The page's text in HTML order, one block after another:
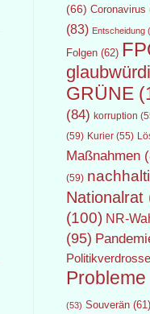
(66) Coronavirus
(83) Entscheidung
Folgen(62)
GRÜNE
(84) korruption
(59) Kurier(55)
Maßnahmen
(59)
Nationalrat
(100) NR-
(95)
Probleme
(53) Souverän(61)